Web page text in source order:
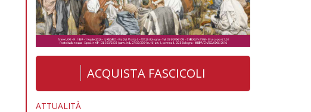
ACQUISTA FASCICOLI
ATTUALITÀ